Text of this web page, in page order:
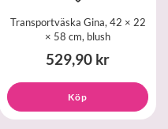
Transportväska Gina, 42 × 22
× 58 cm, blush
529,90 kr
Köp